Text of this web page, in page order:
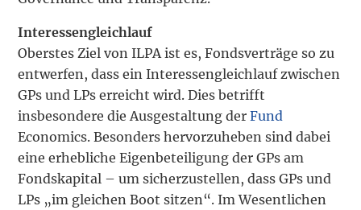
Interessengleichlauf
Oberstes Ziel von ILPA ist es, Fondsverträge so zu
entwerfen, dass ein Interessengleichlauf zwischen
GPs und LPs erreicht wird. Dies betrifft
insbesondere die Ausgestaltung derFund
Economics. Besonders hervorzuheben sind dabei
eine erhebliche Eigenbeteiligung der GPs am
Fondskapital – um sicherzustellen, dass GPs und
LPs „im gleichen Boot sitzen“. Im Wesentlichen